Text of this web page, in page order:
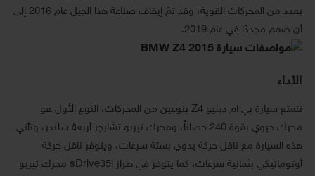
بعدد من المحركات القوية، وقد تمّ إيقاف صناعة هذا الجيل عام 2016 إلى
أن صمم مجددًا في عام 2019.
الأداء
تتمتع سيارة بي ام دبليو Z4 بنوعين من المحركات، النوع الأول هو
محرك حيوي بقوة 240 حصاناً، ومحرك تيربو تشارجر أربعة سلندر، وتأتي
هذه السيارة مع ناقل حركة يدوي بستة سرعات، ويتوفر ناقل حركة
أوتوماتيكي بثمانية سرعات، كما يتوفر في طراز sDrive35i محرك تيربو